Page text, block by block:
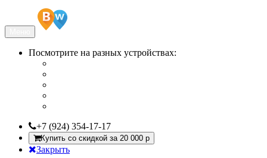
Посмотрите на разных устройствах:
+7 (924) 354-17-17
Купить со скидкой за 20 000 р
Закрыть